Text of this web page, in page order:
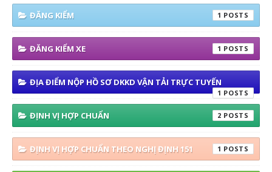
ĐĂNG KIỂM 1
ĐĂNG KIỂM XE 1
ĐỊA ĐIỂM NỘP HỒ SƠ DKKD VẬN TẢI TRỰC TUYẾN
1
ĐỊNH VỊ HỢP CHUẨN 2
ĐỊNH VỊ HỢP CHUẨN THEO NGHỊ ĐỊNH 151 1